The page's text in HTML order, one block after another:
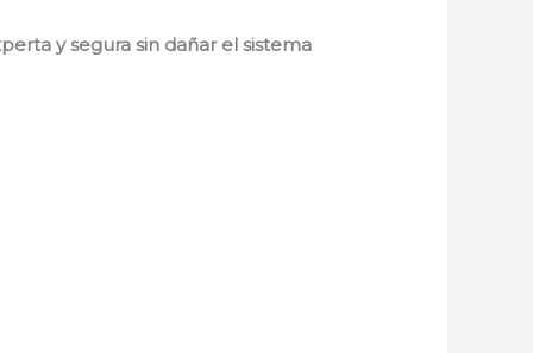
y segura sin dañar el sistema